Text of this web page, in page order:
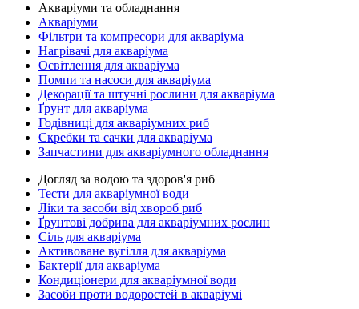
Акваріуми та обладнання
Акваріуми
Фільтри та компресори для акваріума
Нагрівачі для акваріума
Освітлення для акваріума
Помпи та насоси для акваріума
Декорації та штучні рослини для акваріума
Ґрунт для акваріума
Годівниці для акваріумних риб
Скребки та сачки для акваріума
Запчастини для акваріумного обладнання
Догляд за водою та здоров'я риб
Тести для акваріумної води
Ліки та засоби від хвороб риб
Ґрунтові добрива для акваріумних рослин
Сіль для акваріума
Активоване вугілля для акваріума
Бактерії для акваріума
Кондиціонери для акваріумної води
Засоби проти водоростей в акваріумі